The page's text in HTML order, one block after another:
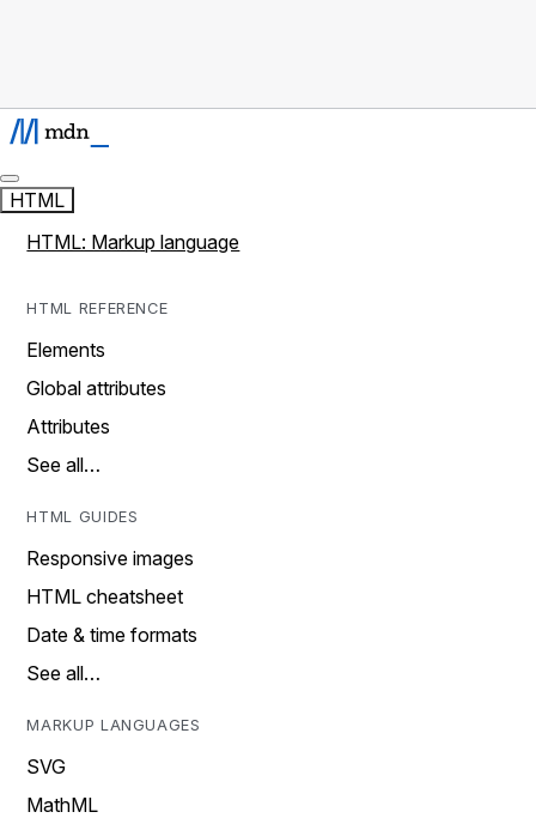
HTML
HTML: Markup language
HTML REFERENCE
Elements
Global attributes
Attributes
See all…
HTML GUIDES
Responsive images
HTML cheatsheet
Date & time formats
See all…
MARKUP LANGUAGES
SVG
MathML